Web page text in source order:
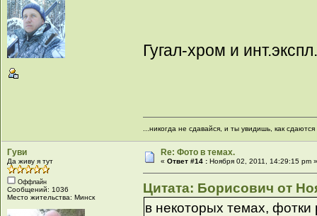
Гугал-хром и
...никогда не сдавайся, и ты увидишь, как сдаются
Гуви
Да живу я тут
Оффлайн
Сообщений: 1036
Место жительства: Минск
Re: Фото в темах.
«Ответ #14 : Ноября 02, 2011, 14:29:15 pm
Цитата: Борисович от
в некоторых темах,